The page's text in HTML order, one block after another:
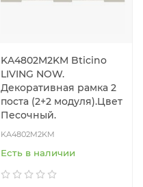
KA4802M2KM Bticino
LIVING NOW.
Декоративная рамка 2
поста (2+2 модуля).Цвет
Песочный.
KA4802M2KM
Есть в наличии